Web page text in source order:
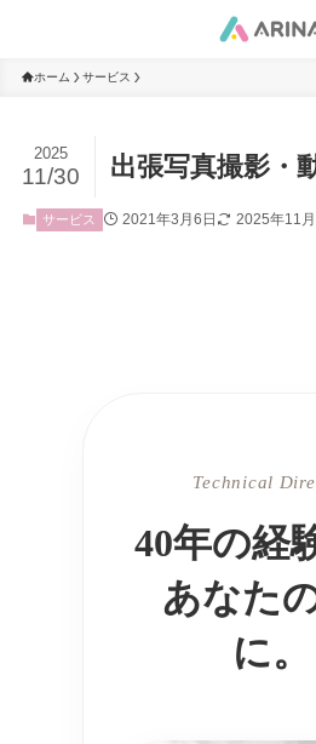
ホーム サービス
出張写真撮影・
2025
11/30
サービス 2021年3月6日 2025年11
Technical
40年の経
あなた
に。